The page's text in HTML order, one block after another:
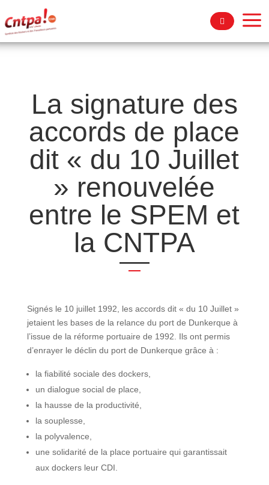
a
La signature des
accords de place
dit « du 10 Juillet
» renouvelée
entre le SPEM et
la CNTPA
Signés le 10 juillet 1992, les accords dit « du 10 Juillet »
jetaient les bases de la relance du port de Dunkerque à
l’issue de la réforme portuaire de 1992. Ils ont permis
d’enrayer le déclin du port de Dunkerque grâce à :
la fiabilité sociale des dockers,
un dialogue social de place,
la hausse de la productivité,
la souplesse,
la polyvalence,
une solidarité de la place portuaire qui garantissait
aux dockers leur CDI.